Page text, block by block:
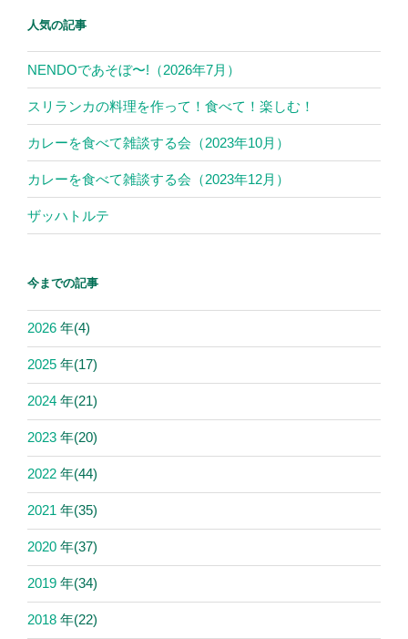
人気の記事
NENDOであそぼ〜!（2026年7月）
スリランカの料理を作って！食べて！楽しむ！
カレーを食べて雑談する会（2023年10月）
カレーを食べて雑談する会（2023年12月）
ザッハトルテ
今までの記事
2026 年(4)
2025 年(17)
2024 年(21)
2023 年(20)
2022 年(44)
2021 年(35)
2020 年(37)
2019 年(34)
2018 年(22)